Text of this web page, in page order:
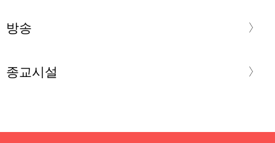
방송
종교시설